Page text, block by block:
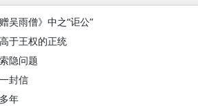
吴雨僧》中之“讵公”
于王权的正统
隐问题
封信
年